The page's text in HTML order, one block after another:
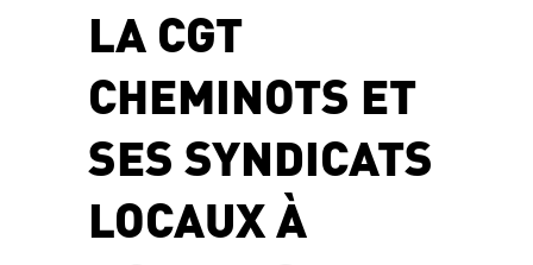
LA CGT
CHEMINOTS ET
SES SYNDICATS
LOCAUX À